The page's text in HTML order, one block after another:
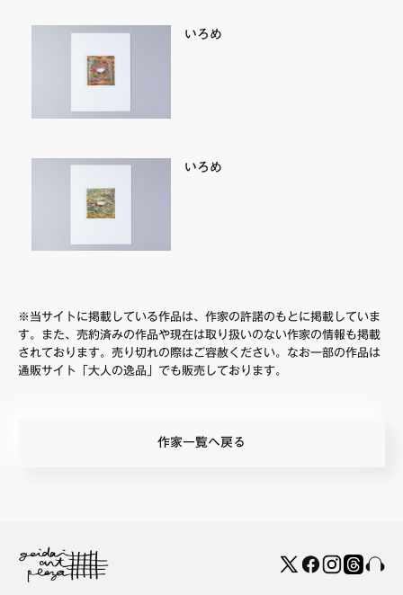
いろめ
いろめ
※当サイトに掲載している作品は、作家の許諾のもとに掲載していま
す。また、売約済みの作品や現在は取り扱いのない作家の情報も掲載
されております。売り切れの際はご容赦ください。なお一部の作品は
通販サイト「大人の逸品」でも販売しております。
作家一覧へ戻る